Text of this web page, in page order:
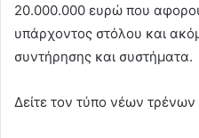
20.000.000 ευρώ που
υπάρχοντος στόλου και
συντήρησης και συστήματα.
Δείτε τον τύπο νέων τρένων